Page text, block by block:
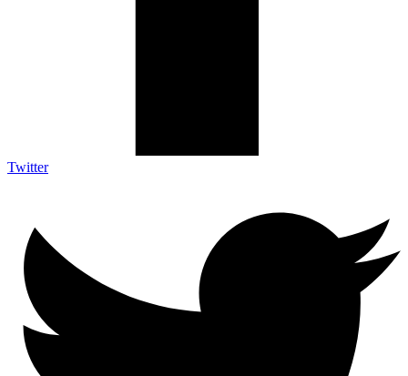
Twitter